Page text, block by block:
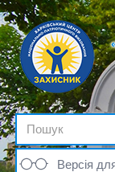
Версія